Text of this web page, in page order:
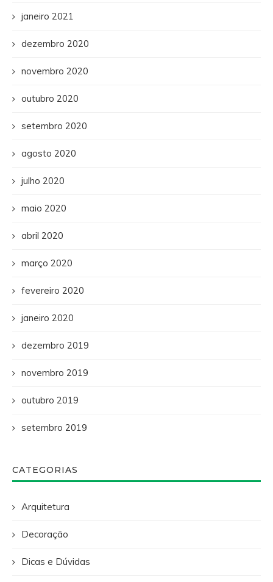
janeiro 2021
dezembro 2020
novembro 2020
outubro 2020
setembro 2020
agosto 2020
julho 2020
maio 2020
abril 2020
março 2020
fevereiro 2020
janeiro 2020
dezembro 2019
novembro 2019
outubro 2019
setembro 2019
CATEGORIAS
Arquitetura
Decoração
Dicas e Dúvidas